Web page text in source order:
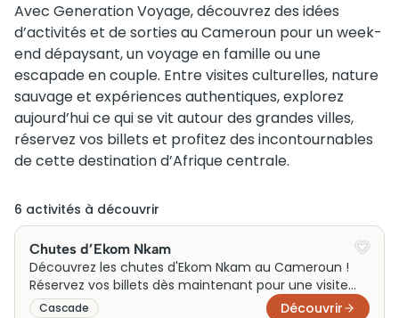
Avec Generation Voyage, découvrez des idées
d’activités et de sorties au Cameroun pour un week-
end dépaysant, un voyage en famille ou une
escapade en couple. Entre visites culturelles, nature
sauvage et expériences authentiques, explorez
aujourd’hui ce qui se vit autour des grandes villes,
réservez vos billets et profitez des incontournables
de cette destination d’Afrique centrale.
6 activités à découvrir
Chutes d’Ekom Nkam
Découvrez les chutes d'Ekom Nkam au Cameroun !
Réservez vos billets dès maintenant pour une visite
inoubliable. Infos sur prix et horaires ici.
Cascade Découvrir